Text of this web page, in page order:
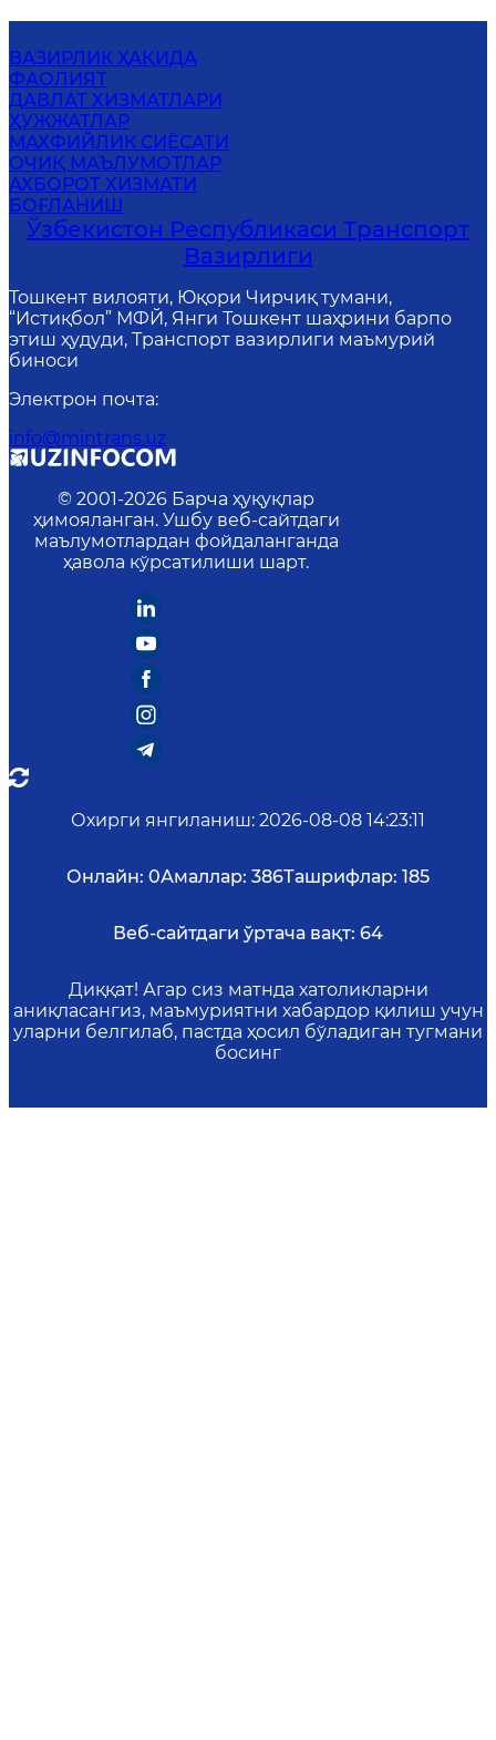
ВАЗИРЛИК ҲАҚИДА
ФАОЛИЯТ
ДАВЛАТ ХИЗМАТЛАРИ
ҲУЖЖАТЛАР
MАХФИЙЛИК СИЁСАТИ
ОЧИҚ МАЪЛУМОТЛАР
АХБОРОТ ХИЗМАТИ
БОҒЛАНИШ
Ўзбекистон Республикаси Транспорт
Вазирлиги
Тошкент вилояти, Юқори Чирчиқ тумани,
“Истиқбол” МФЙ, Янги Тошкент шаҳрини барпо
этиш ҳудуди, Транспорт вазирлиги маъмурий
биноси
Электрон почта:
info@mintrans.uz
© 2001-2026 Барча ҳуқуқлар
ҳимояланган. Ушбу веб-сайтдаги
маълумотлардан фойдаланганда
ҳавола кўрсатилиши шарт.
Охирги янгиланиш: 2026-08-08 14:23:11
Онлайн: 0Амаллар: 386Ташрифлар: 185
Веб-сайтдаги ўртача вақт: 64
Диққат! Агар сиз матнда хатоликларни
аниқласангиз, маъмуриятни хабардор қилиш учун
уларни белгилаб, пастда ҳосил бўладиган тугмани
босинг